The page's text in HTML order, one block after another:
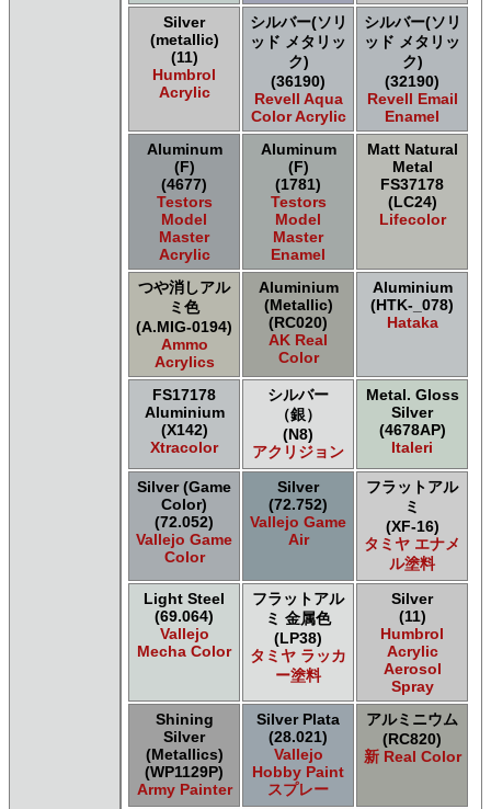
Repear Miniatures Master Series
Revell of Germany Revell Aqua Color Acrylic
Revell of Germany Revell Email Enamel
Revell of Germany Revell スプレーカラー
Testors of Rust-Oleum Group Testors Model Master
Testors of Rust-Oleum Group Testors Model Master
The Army Painter Army Painter
The Army Painter Speedpaint
The Army Painter Warpaints Air
The Army Painter Warpaints Fanatic
The Scale Modellers Supply Master Series Paints Bones
The Scale Modellers Supply SMS
Xtracolor Xtracolor
ガイアノーツ ガイア エナメル カラー
ガイアノーツ ガイアカラー
タミヤ タミヤ アクリル塗料
タミヤ タミヤ アクリル塗料 (フラット)
タミヤ タミヤ エアーモデルスプレー
タミヤ タミヤ エナメル塗料
タミヤ タミヤ トップコート/サーフェイサー/プライマー
タミヤ タミヤ ラッカー塗料
タミヤ タミヤスプレー
タミヤ タミヤスプレー
タミヤ タミヤスプレーAS
ＧＳＩクレオス Master Series Paints Pathfinder
ＧＳＩクレオス Mr.カラー
ＧＳＩクレオス Mr.カラー GX
ＧＳＩクレオス Mr.カラー 色ノ源
ＧＳＩクレオス Mr.カラー スーパーメタリック
ＧＳＩクレオス Mr.カラー スーパーメタリック 2
ＧＳＩクレオス Mr.カラースプレー
ＧＳＩクレオス Mr.クリアカラーGX
ＧＳＩクレオス Mr.クリスタルカラー
ＧＳＩクレオス Mr.サーフェイサー/プライマー
Silver
(metallic)
(11)
Humbrol
Acrylic
シルバー(ソリ
ッド メタリッ
ク)
(36190)
Revell Aqua
Color Acrylic
シルバー(ソリ
ッド メタリッ
ク)
(32190)
Revell Email
Enamel
Aluminum
(F)
(4677)
Testors
Model
Master
Acrylic
Aluminum
(F)
(1781)
Testors
Model
Master
Enamel
Matt Natural
Metal
FS37178
(LC24)
Lifecolor
つや消しアル
ミ色
(A.MIG-0194)
Ammo
Acrylics
Aluminium
(Metallic)
(RC020)
AK Real
Color
Aluminium
(HTK-_078)
Hataka
FS17178
Aluminium
(X142)
Xtracolor
シルバー
（銀）
(N8)
アクリジョン
Metal. Gloss
Silver
(4678AP)
Italeri
Silver (Game
Color)
(72.052)
Vallejo Game
Color
Silver
(72.752)
Vallejo Game
Air
フラットアル
ミ
(XF-16)
タミヤ エナメ
ル塗料
Light Steel
(69.064)
Vallejo
Mecha Color
フラットアル
ミ 金属色
(LP38)
タミヤ ラッカ
ー塗料
Silver
(11)
Humbrol
Acrylic
Aerosol
Spray
Shining
Silver
(Metallics)
(WP1129P)
Army Painter
Silver Plata
(28.021)
Vallejo
Hobby Paint
スプレー
アルミニウム
(RC820)
新 Real Color